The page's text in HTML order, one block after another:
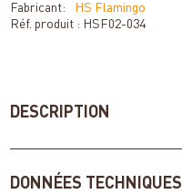
Fabricant:
HS Flamingo
Réf. produit : HSF02-034
DESCRIPTION
DONNÉES TECHNIQUES